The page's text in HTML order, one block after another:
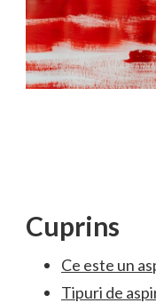
Cuprins
Ce este un
Tipuri de